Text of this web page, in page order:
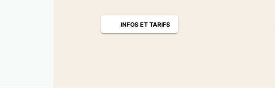
INFOS ET TARIFS